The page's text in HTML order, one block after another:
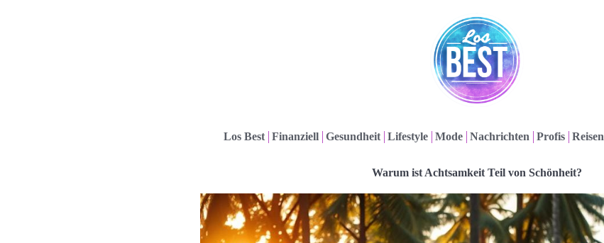
Los Best Finanziell Gesundheit Lifestyle Mode Nachrichten Profis Reisen
Warum ist Achtsamkeit Teil von Schönheit?